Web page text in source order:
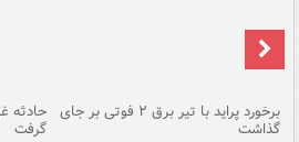
برخورد پراید با تیر برق ۲ فوتی بر جای
گذاشت گرفت